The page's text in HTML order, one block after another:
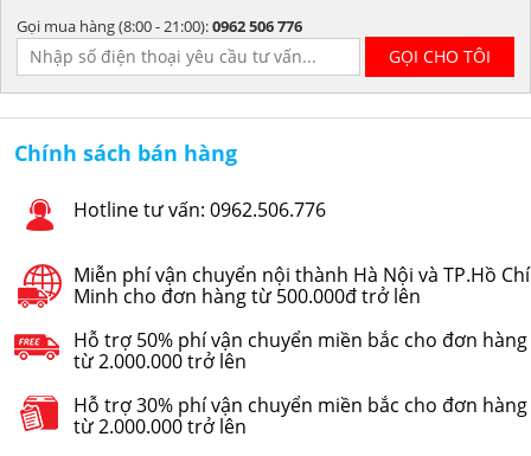
Gọi mua hàng (8:00 - 21:00):0962 506 776
Chính sách bán hàng
Hotline tư vấn: 0962.506.776
Miễn phí vận chuyển nội thành Hà Nội và TP.Hồ Chí
Minh cho đơn hàng từ 500.000đ trở lên
Hỗ trợ 50% phí vận chuyển miền bắc cho đơn hàng
từ 2.000.000 trở lên
Hỗ trợ 30% phí vận chuyển miền bắc cho đơn hàng
từ 2.000.000 trở lên